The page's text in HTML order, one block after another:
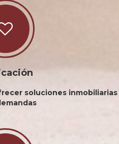
soluciones inmobiliarias